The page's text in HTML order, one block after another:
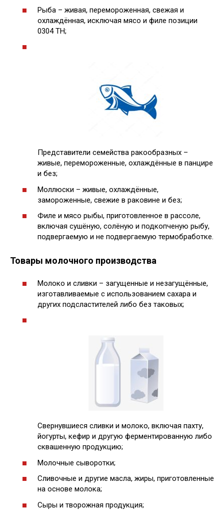
Рыба – живая, перемороженная, свежая и
охлаждённая, исключая мясо и филе позиции
0304 ТН;
Представители семейства ракообразных –
живые, перемороженные, охлаждённые в панцире
и без;
Моллюски – живые, охлаждённые,
замороженные, свежие в раковине и без;
Филе и мясо рыбы, приготовленное в рассоле,
включая сушёную, солёную и подкопченую рыбу,
подвергаемую и не подвергаемую термобработке.
Товары молочного производства
Молоко и сливки – загущенные и незагущённые,
изготавливаемые с использованием сахара и
других подсластителей либо без таковых;
Свернувшиеся сливки и молоко, включая пахту,
йогурты, кефир и другую ферментированную либо
сквашенную продукцию;
Молочные сыворотки;
Сливочные и другие масла, жиры, приготовленные
на основе молока;
Сыры и творожная продукция;